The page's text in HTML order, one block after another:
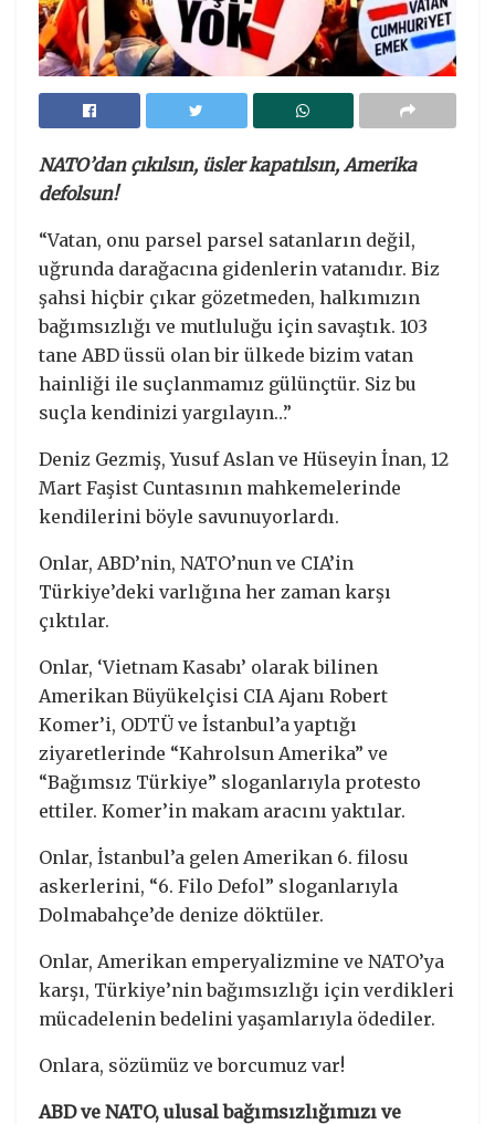
NATO’dan çıkılsın, üsler kapatılsın, Amerika
defolsun!
“Vatan, onu parsel parsel satanların değil,
uğrunda darağacına gidenlerin vatanıdır. Biz
şahsi hiçbir çıkar gözetmeden, halkımızın
bağımsızlığı ve mutluluğu için savaştık. 103
tane ABD üssü olan bir ülkede bizim vatan
hainliği ile suçlanmamız gülünçtür. Siz bu
suçla kendinizi yargılayın…”
Deniz Gezmiş, Yusuf Aslan ve Hüseyin İnan, 12
Mart Faşist Cuntasının mahkemelerinde
kendilerini böyle savunuyorlardı.
Onlar, ABD’nin, NATO’nun ve CIA’in
Türkiye’deki varlığına her zaman karşı
çıktılar.
Onlar, ‘Vietnam Kasabı’ olarak bilinen
Amerikan Büyükelçisi CIA Ajanı Robert
Komer’i, ODTÜ ve İstanbul’a yaptığı
ziyaretlerinde “Kahrolsun Amerika” ve
“Bağımsız Türkiye” sloganlarıyla protesto
ettiler. Komer’in makam aracını yaktılar.
Onlar, İstanbul’a gelen Amerikan 6. filosu
askerlerini, “6. Filo Defol” sloganlarıyla
Dolmabahçe’de denize döktüler.
Onlar, Amerikan emperyalizmine ve NATO’ya
karşı, Türkiye’nin bağımsızlığı için verdikleri
mücadelenin bedelini yaşamlarıyla ödediler.
Onlara, sözümüz ve borcumuz var!
ABD ve NATO, ulusal bağımsızlığımızı ve